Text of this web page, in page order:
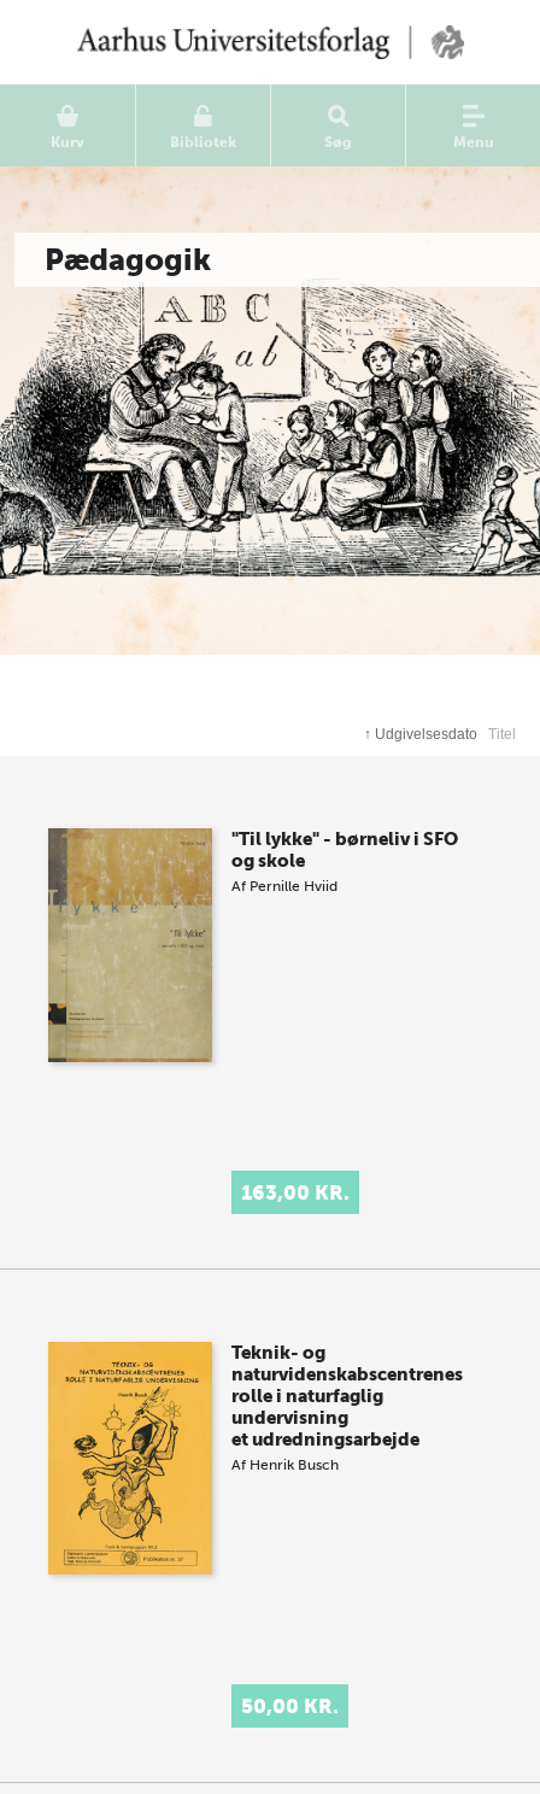
Kurv Bibliotek Søg Menu
Pædagogik
↑ Udgivelsesdato Titel
"Til lykke" - børneliv i SFO
og skole
Af Pernille Hviid
163,00 KR.
Teknik- og
naturvidenskabscentrenes
rolle i naturfaglig
undervisning
et udredningsarbejde
Af Henrik Busch
50,00 KR.